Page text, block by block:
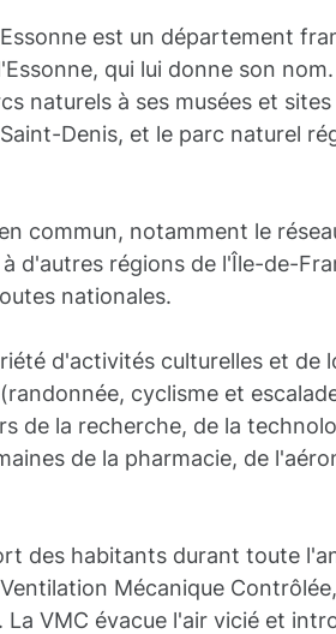
est un département
qui lui donne son
naturels à ses musées et
Denis, et le parc naturel
commun, notamment le
d'autres régions de l'Île-de-
nationales.
d'activités culturelles et de
cyclisme et
de la recherche, de la
de la pharmacie, de
des habitants durant toute
Mécanique
VMC évacue l'air vicié et